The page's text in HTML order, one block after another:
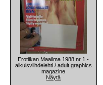
Erotiikan Maailma 1988 nr 1 -
aikuisviihdelehti / adult graphics
magazine
Näytä